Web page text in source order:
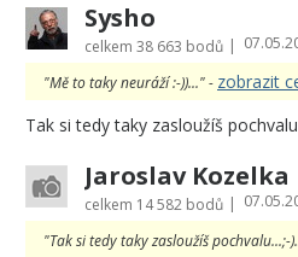
Sysho
celkem 38 663 bodů |
"Mě to taky neuráží :-))..." - zobrazit
Tak si tedy taky zasloužíš
Jaroslav Kozelka
celkem 14 582 bodů |
"Tak si tedy taky zasloužíš pochvalu...;-